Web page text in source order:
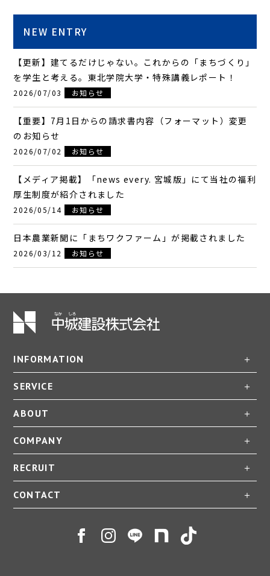
NEW ENTRY
【更新】建てるだけじゃない。これからの「まちづくり」
を学生と考える。東北学院大学・特殊講義レポート！
2026/07/03 お知らせ
【重要】7月1日からの請求書内容（フォーマット）変更
のお知らせ
2026/07/02 お知らせ
【メディア掲載】「news every. 宮城版」にて当社の福利
厚生制度が紹介されました
2026/05/14 お知らせ
日本農業新聞に「まちワクファーム」が掲載されました
2026/03/12 お知らせ
INFORMATION
SERVICE
ABOUT
COMPANY
RECRUIT
CONTACT